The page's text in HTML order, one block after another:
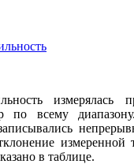
измерялась
по всему
измеренной
в таблице.